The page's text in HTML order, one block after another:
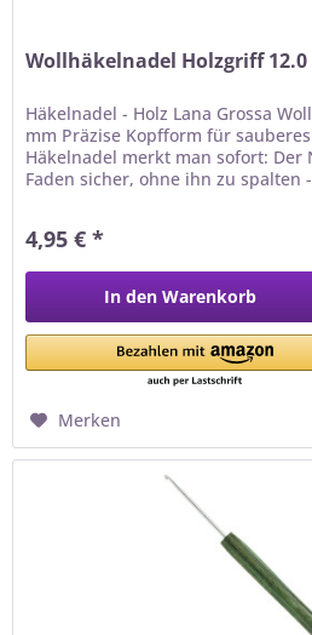
Wollhäkelnadel Holzgriff
Häkelnadel - Holz Lana Grossa
mm Präzise Kopfform für
Häkelnadel merkt man sofort: Der
Faden sicher, ohne ihn zu spalten
Garnen. Warum du dieses
4,95 € *
In den Warenkorb
Merken